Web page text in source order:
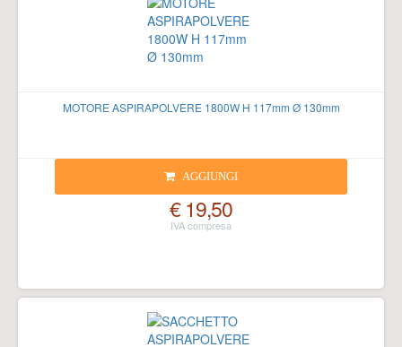
MOTORE ASPIRAPOLVERE 1800W H 117mm Ø 130mm
AGGIUNGI
€ 19,50